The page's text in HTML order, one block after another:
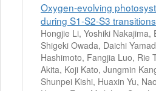
Oxygen-evolving
during S1-S2-S3
Hongjie Li, Yoshiki Nakajima,
Shigeki Owada, Daichi
Hashimoto, Fangjia Luo, Rie
Akita, Koji Kato, Jungmin
Shunpei Kishi, Huaxin Yu,